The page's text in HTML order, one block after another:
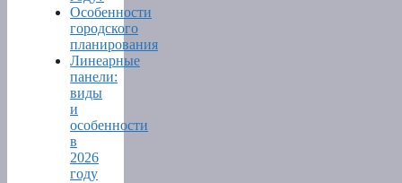
Особенности
городского
планирования
Линеарные
панели:
виды
и
особенности
в
2026
году